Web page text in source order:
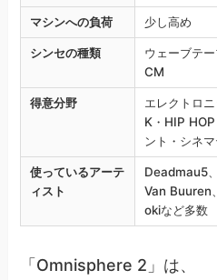
マシンへの負荷 少し高め
シンセの種類
ウェーブテ
CM
得意分野
エレクトロ
K・HIP
ント・シネ
使っているアーテ
ィスト
Deadmau5
Van Buuren
okiなど多数
「Omnisphere 2」は、